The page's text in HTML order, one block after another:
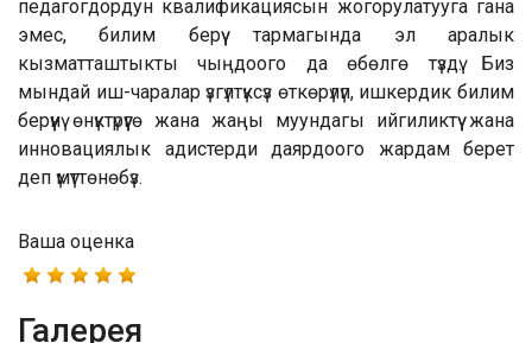
педагогдордун квалификациясын жогорулатууга гана
эмес, билим берүү тармагында эл аралык
кызматташтыкты чыңдоого да өбөлгө түздү. Биз
мындай иш-чаралар үзгүлтүксүз өткөрүлүп, ишкердик билим
берүүнү өнүктүрүүгө жана жаңы муундагы ийгиликтүү жана
инновациялык адистерди даярдоого жардам берет
деп үмүттөнөбүз.
Ваша оценка
Галерея